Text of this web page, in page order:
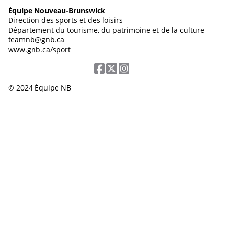
Équipe Nouveau-Brunswick
Direction des sports et des loisirs
Département du tourisme, du patrimoine et de la culture
teamnb@gnb.ca
www.gnb.ca/sport
© 2024 Équipe NB